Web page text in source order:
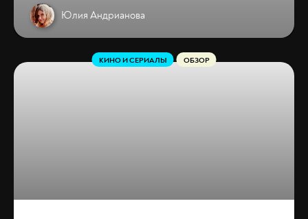
Юлия Андрианова
КИНО И СЕРИАЛЫ ОБЗОР